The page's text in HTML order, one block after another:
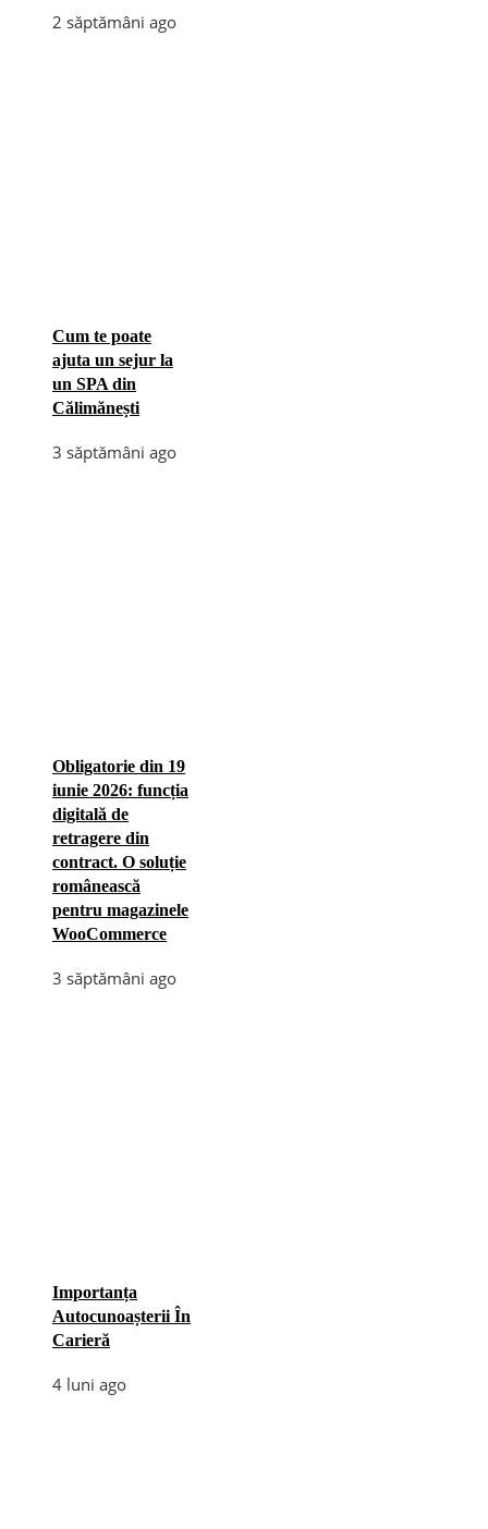
2 săptămâni ago
Cum te poate
ajuta un sejur la
un SPA din
Călimănești
3 săptămâni ago
Obligatorie din 19
iunie 2026: funcția
digitală de
retragere din
contract. O soluție
românească
pentru magazinele
WooCommerce
3 săptămâni ago
Importanța
Autocunoașterii În
Carieră
4 luni ago